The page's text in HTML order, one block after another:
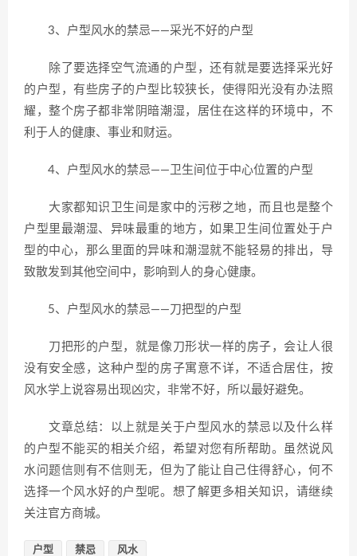
3、户型风水的禁忌——采光不好的户型
除了要选择空气流通的户型，还有就是要选择采光好
的户型，有些房子的户型比较狭长，使得阳光没有办法照
耀，整个房子都非常阴暗潮湿，居住在这样的环境中，不
利于人的健康、事业和财运。
4、户型风水的禁忌——卫生间位于中心位置的户型
大家都知识卫生间是家中的污秽之地，而且也是整个
户型里最潮湿、异味最重的地方，如果卫生间位置处于户
型的中心，那么里面的异味和潮湿就不能轻易的排出，导
致散发到其他空间中，影响到人的身心健康。
5、户型风水的禁忌——刀把型的户型
刀把形的户型，就是像刀形状一样的房子，会让人很
没有安全感，这种户型的房子寓意不详，不适合居住，按
风水学上说容易出现凶灾，非常不好，所以最好避免。
文章总结：以上就是关于户型风水的禁忌以及什么样
的户型不能买的相关介绍，希望对您有所帮助。虽然说风
水问题信则有不信则无，但为了能让自己住得舒心，何不
选择一个风水好的户型呢。想了解更多相关知识，请继续
关注官方商城。
户型 禁忌 风水